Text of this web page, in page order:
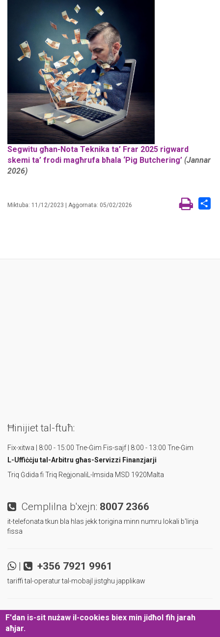
money flowing out of
laptop.jpg
Segwitu għan-Nota Teknika ta’ Frar 2025 rigward
skemi ta’ frodi magħrufa bħala ‘Pig Butchering’ (Jannar
2026)
Miktuba: 11/12/2023 | Aġġornata: 05/02/2026
Ħinijiet tal-ftuħ:
Fix-xitwa | 8:00 - 15:00 Tne-Ġim Fis-sajf | 8:00 - 13:00 Tne-Ġim
L-Uffiċċju tal-Arbitru għas-Servizzi Finanzjarji
Triq Ġdida fi Triq Reġjonali L-Imsida MSD 1920Malta
Cemplilna b'xejn: 8007 2366
it-telefonata tkun bla hlas jekk torigina minn numru lokali b'linja
fissa
| +356 7921 9961
tariffi tal-operatur tal-mobajl jistghu japplikaw
| | Ibqa' aggornat u infurmat!
F'dan is-sit nużaw il-cookies biex min jidħol fih jarah
aħjar.